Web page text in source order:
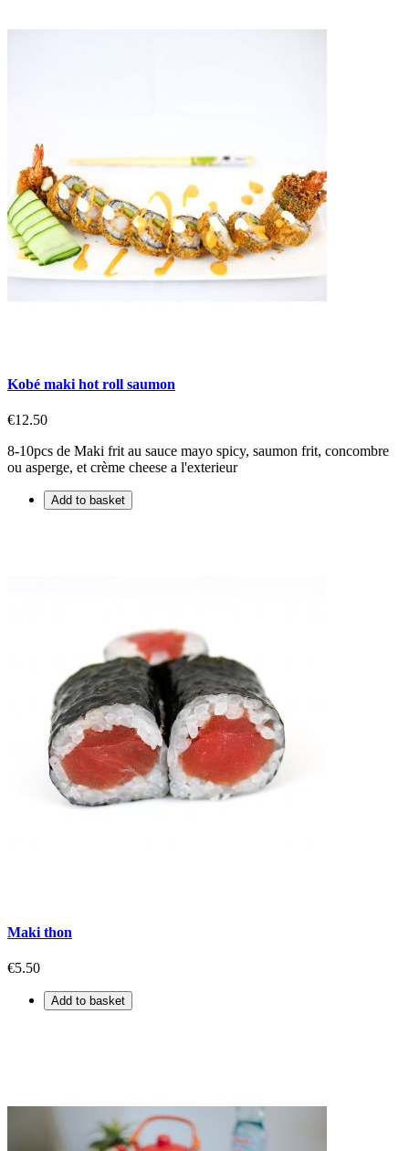
Kobé maki hot roll saumon
€12.50
8-10pcs de Maki frit au sauce mayo spicy, saumon frit, concombre
ou asperge, et crème cheese a l'exterieur
Add to basket
Maki thon
€5.50
Add to basket